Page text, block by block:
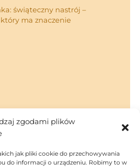
zgodami plików
jak pliki cookie do przechowywania
do informacji o urządzeniu. Robimy to w
świąteczny nastrój –
ma znaczenie